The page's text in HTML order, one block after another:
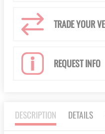
TRADE YOUR
REQUEST INFO
DESCRIPTION DETAILS